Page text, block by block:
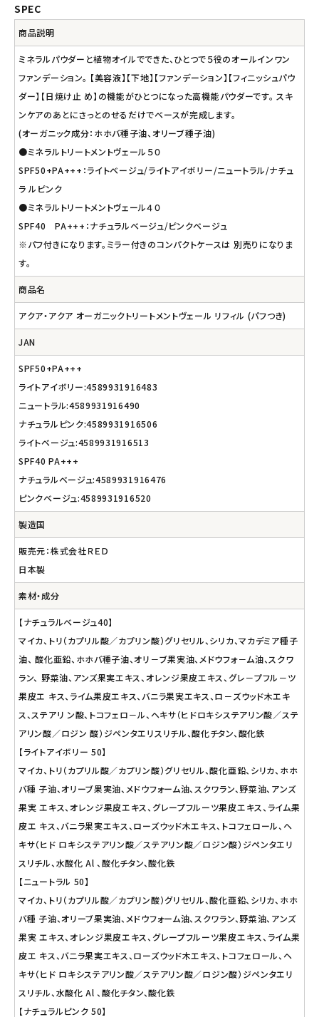
meeting_room ログイン
SPEC
商品説明
ミネラルパウダーと植物オイルでできた、ひとつで５役のオールインワン
ファンデーション。 【美容液】【下地】【ファンデーション】【フィニッシュパウ
ダー】【日焼け止 め】の機能がひとつになった高機能パウダーです。 スキ
ンケアのあとにさっとのせるだけでベースが完成します。
(オーガニック成分：ホホバ種子油、オリーブ種子油)
●ミネラルトリートメントヴェール５０
SPF50+PA+++：ライトベージュ/ライトアイボリー/ニュートラル/ナチュ
ラ ルピンク
●ミネラルトリートメントヴェール４０
SPF40 PA+++：ナチュラルベージュ/ピンクベージュ
※パフ付きになります。ミラー付きのコンパクトケースは 別売りになりま
す。
商品名
アクア・アクア オーガニックトリートメントヴェール リフィル (パフつき)
JAN
SPF50+PA+++
ライトアイボリー:4589931916483
ニュートラル:4589931916490
ナチュラルピンク:4589931916506
ライトベージュ:4589931916513
SPF40 PA+++
ナチュラルベージュ:4589931916476
ピンクベージュ:4589931916520
製造国
販売元：株式会社ＲＥＤ
日本製
素材・成分
【ナチュラルベージュ40】
マイカ、トリ（カプリル酸／カプリン酸）グリセリル、シリカ、マカデミア種子
油、 酸化亜鉛、ホホバ種子油、オリ－ブ果実油、メドウフォ－ム油、スクワ
ラン、 野菜油、アンズ果実エキス、オレンジ果皮エキス、グレ－プフル－ツ
果皮エ キス、ライム果皮エキス、バニラ果実エキス、ロ－ズウッド木エキ
ス、ステアリ ン酸、トコフェロ－ル、ヘキサ（ヒドロキシステアリン酸／ステ
アリン酸／ロジン 酸）ジペンタエリスリチル、酸化チタン、酸化鉄
【ライトアイボリー 50】
マイカ、トリ（カプリル酸／カプリン酸）グリセリル、酸化亜鉛、シリカ、ホホ
バ種 子油、オリーブ果実油、メドウフォーム油、スクワラン、野菜油、アンズ
果実 エキス、オレンジ果皮エキス、グレープフルーツ果皮エキス、ライム果
皮エ キス、バニラ果実エキス、ローズウッド木エキス、トコフェロール、ヘ
キサ（ヒド ロキシステアリン酸／ステアリン酸／ロジン酸）ジペンタエリ
スリチル、水酸化 Al 、酸化チタン、酸化鉄
【ニュートラル 50】
マイカ、トリ（カプリル酸／カプリン酸）グリセリル、酸化亜鉛、シリカ、ホホ
バ種 子油、オリーブ果実油、メドウフォーム油、スクワラン、野菜油、アンズ
果実 エキス、オレンジ果皮エキス、グレープフルーツ果皮エキス、ライム果
皮エ キス、バニラ果実エキス、ローズウッド木エキス、トコフェロール、ヘ
キサ（ヒド ロキシステアリン酸／ステアリン酸／ロジン酸）ジペンタエリ
スリチル、水酸化 Al 、酸化チタン、酸化鉄
【ナチュラルピンク 50】